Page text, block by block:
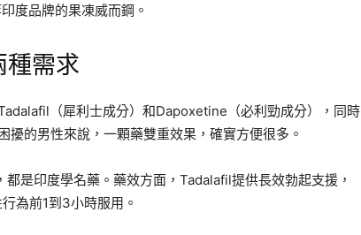
度品牌的果凍威而鋼。
種需求
（犀利士成分）和Dapoxetine（必利勁成分），同時
的男性來說，一顆藥雙重效果，確實方便很多。
是印度學名藥。藥效方面，Tadalafil提供長效勃起支援，
為前1到3小時服用。